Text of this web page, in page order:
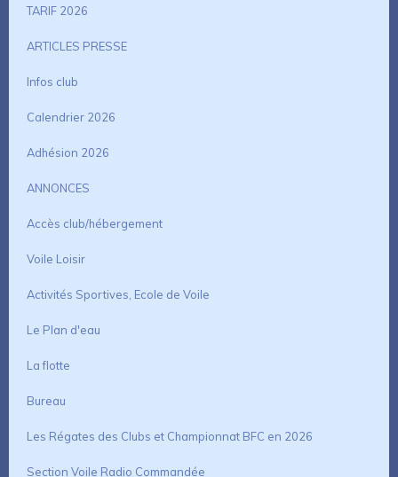
TARIF 2026
ARTICLES PRESSE
Infos club
Calendrier 2026
Adhésion 2026
ANNONCES
Accès club/hébergement
Voile Loisir
Activités Sportives, Ecole de Voile
Le Plan d'eau
La flotte
Bureau
Les Régates des Clubs et Championnat BFC en 2026
Section Voile Radio Commandée